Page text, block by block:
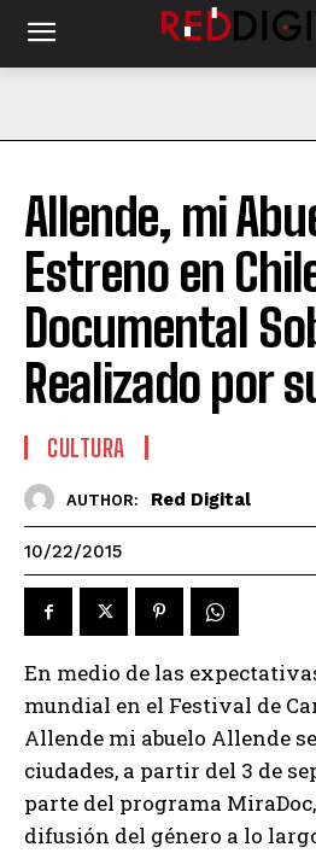
Allende, mi
Estreno en
Documental
Realizado por
CULTURA
AUTHOR: Red Digital
10/22/2015
En medio de las
mundial en el Festival de
Allende mi abuelo Allende
ciudades, a partir del 3 de
parte del programa
difusión del género a lo